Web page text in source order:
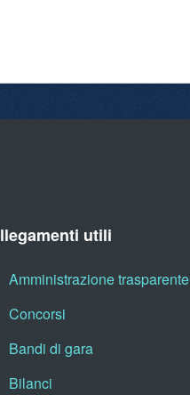
utili
Amministrazione trasparente
Concorsi
Bandi di gara
Bilanci